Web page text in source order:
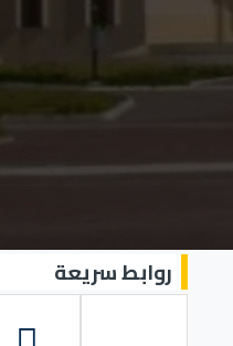
روابط سريعة